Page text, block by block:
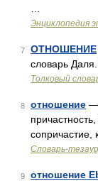
Энциклопедия
7 ОТНОШЕНИЕ
словарь
Толковый
8 отношение —
сопричастие,
Словарь-
9 отношение